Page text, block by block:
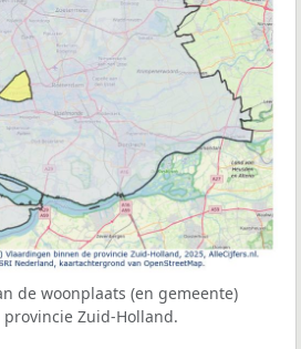
de woonplaats (en gemeente)
Zuid-Holland.